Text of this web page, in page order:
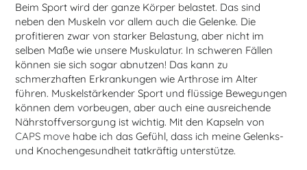
Beim Sport wird der ganze Körper belastet. Das sind
neben den Muskeln vor allem auch die Gelenke. Die
profitieren zwar von starker Belastung, aber nicht im
selben Maße wie unsere Muskulatur. In schweren Fällen
können sie sich sogar abnutzen! Das kann zu
schmerzhaften Erkrankungen wie Arthrose im Alter
führen. Muskelstärkender Sport und flüssige Bewegungen
können dem vorbeugen, aber auch eine ausreichende
Nährstoffversorgung ist wichtig. Mit den Kapseln von
CAPS move habe ich das Gefühl, dass ich meine Gelenks-
und Knochengesundheit tatkräftig unterstütze.